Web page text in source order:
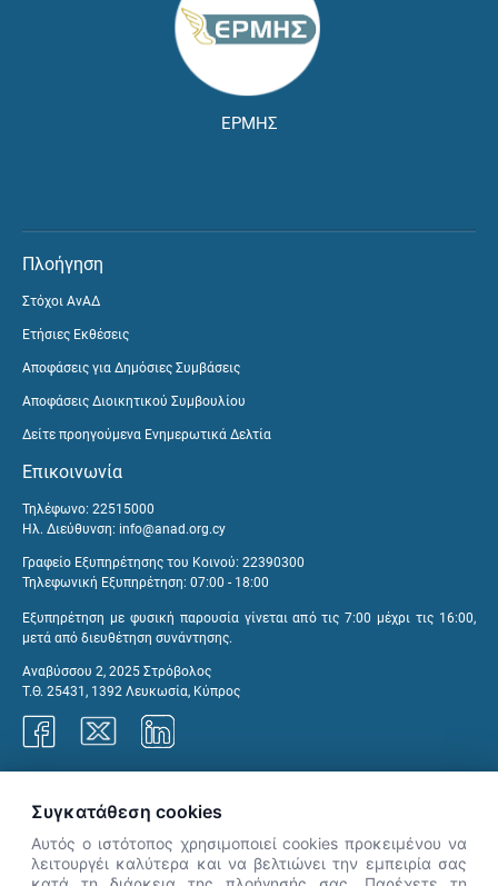
ΕΡΜΗΣ
Πλοήγηση
Στόχοι ΑνΑΔ
Ετήσιες Εκθέσεις
Αποφάσεις για Δημόσιες Συμβάσεις
Αποφάσεις Διοικητικού Συμβουλίου
Δείτε προηγούμενα Ενημερωτικά Δελτία
Επικοινωνία
Τηλέφωνο: 22515000
Ηλ. Διεύθυνση: info@anad.org.cy
Γραφείο Εξυπηρέτησης του Κοινού: 22390300
Τηλεφωνική Εξυπηρέτηση: 07:00 - 18:00
Εξυπηρέτηση με φυσική παρουσία γίνεται από τις 7:00 μέχρι τις 16:00,
μετά από διευθέτηση συνάντησης.
Αναβύσσου 2, 2025 Στρόβολος
Τ.Θ. 25431, 1392 Λευκωσία, Κύπρος
Συγκατάθεση cookies
Αυτός ο ιστότοπος χρησιμοποιεί cookies προκειμένου να
λειτουργέι καλύτερα και να βελτιώνει την εμπειρία σας